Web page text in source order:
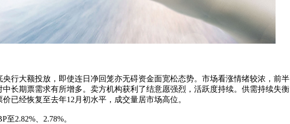
大额投放，即使连日净回笼亦无碍资金面宽松态势。市场看涨情绪较浓，前半
长期票需求有所增多。卖方机构获利了结意愿强烈，活跃度持续。供需持续失衡
已经恢复至去年12月初水平，成交量居市场高位。
2.82%、2.78%。